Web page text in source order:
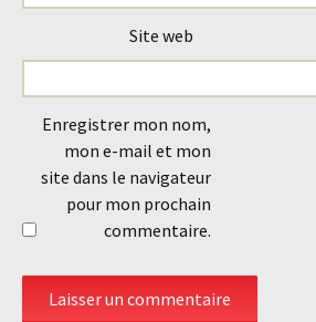
Site web
Enregistrer mon nom,
mon e-mail et mon
site dans le navigateur
pour mon prochain
commentaire.